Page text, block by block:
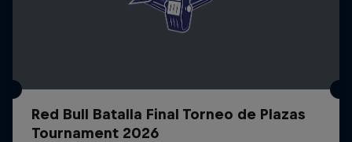
Red Bull Batalla Final Torneo de Plazas
Tournament 2026